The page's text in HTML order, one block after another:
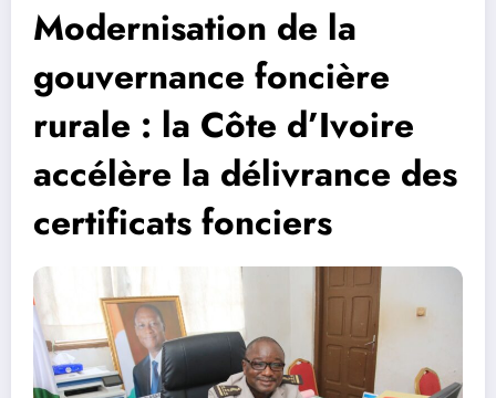
Modernisation de la
gouvernance foncière
rurale : la Côte d’Ivoire
accélère la délivrance des
certificats fonciers